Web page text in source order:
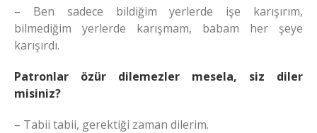
– Ben sadece bildiğim yerlerde işe karışırım,
bilmediğim yerlerde karışmam, babam her şeye
karışırdı.
Patronlar özür dilemezler mesela, siz diler
misiniz?
– Tabii tabii, gerektiği zaman dilerim.